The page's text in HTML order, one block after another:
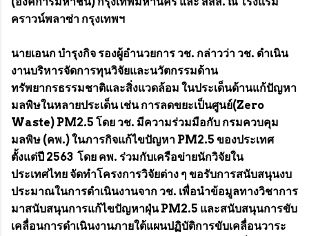
คราวน์พลาซ่า กรุงเทพฯ
นายเอนก บำรุงกิจ รองผู้อำนวยการ วช. กล่าวว่า วช. ดำเนิน
งานบริหารจัดการทุนวิจัยและนวัตกรรมด้าน
ทรัพยากรธรรมชาติและสิ่งแวดล้อม ในประเด็นด้านแก้ปัญหา
มลพิษในหลายประเด็น เช่น การลดขยะเป็นศูนย์(Zero
Waste) PM2.5 โดย วช. มีความร่วมมือกับ กรมควบคุม
มลพิษ (คพ.) ในภารกิจแก้ไขปัญหา PM2.5 ของประเทศ
ตั้งแต่ปี 2563 โดย คพ. ร่วมกับเครือข่ายนักวิจัยใน
ประเทศไทย จัดทำโครงการวิจัยต่าง ๆ ขอรับการสนับสนุนงบ
ประมาณในการดำเนินงานจาก วช. เพื่อนำข้อมูลทางวิชาการ
มาสนับสนุนการแก้ไขปัญหาฝุ่น PM2.5 และสนับสนุนการขับ
เคลื่อนการดำเนินงานภายใต้แผนปฏิบัติการขับเคลื่อนวาระ